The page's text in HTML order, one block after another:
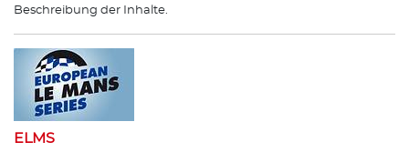
Beschreibung der Inhalte.
ELMS